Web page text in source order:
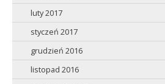
luty 2017
styczeń 2017
grudzień 2016
listopad 2016